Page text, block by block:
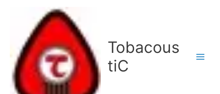
Tobacous
tiC